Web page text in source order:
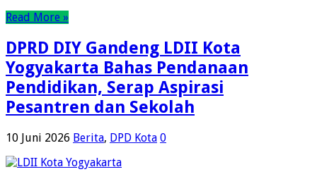
Read More »
DPRD DIY Gandeng LDII Kota
Yogyakarta Bahas Pendanaan
Pendidikan, Serap Aspirasi
Pesantren dan Sekolah
10 Juni 2026 Berita, DPD Kota 0